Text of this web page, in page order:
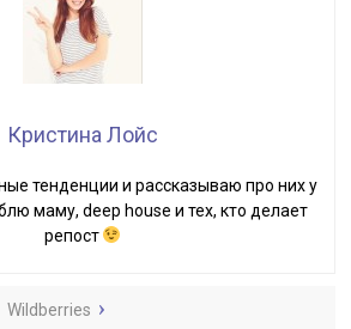
Кристина Лойс
тенденции и рассказываю про них у
маму, deep house и тех, кто делает
репост
Wildberries